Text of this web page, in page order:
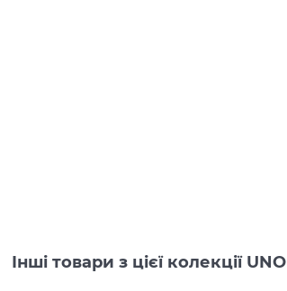
Інші товари з цієї колекції UNO